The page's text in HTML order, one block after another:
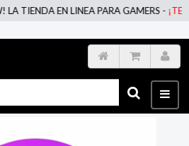
EN LINEA PARA GAMERS -